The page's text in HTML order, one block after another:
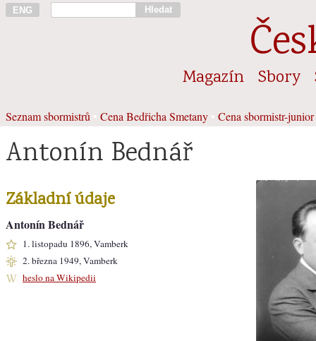
ENG Hledat
Magazín Sbory
Seznam sbormistrů Cena Bedřicha Smetany Cena sbormistr-junior
Antonín Bednář
Základní údaje
Antonín Bednář
1. listopadu 1896, Vamberk
2. března 1949, Vamberk
heslo na Wikipedii